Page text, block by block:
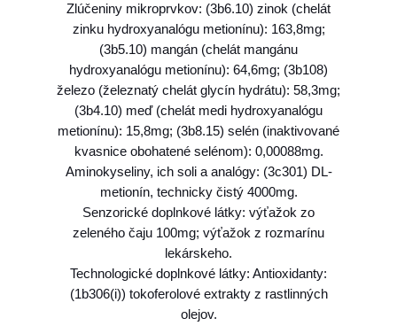
e
d
i
u
m
&
m
a
x
i
,
q
a
i
Zlúčeniny mikroprvkov: (3b6.10) zinok (chelát
zinku hydroxyanalógu metionínu): 163,8mg;
(3b5.10) mangán (chelát mangánu
hydroxyanalógu metionínu): 64,6mg; (3b108)
železo (železnatý chelát glycín hydrátu): 58,3mg;
(3b4.10) meď (chelát medi hydroxyanalógu
metionínu): 15,8mg; (3b8.15) selén (inaktivované
kvasnice obohatené selénom): 0,00088mg.
Aminokyseliny, ich soli a analógy: (3c301) DL-
metionín, technicky čistý 4000mg.
Senzorické doplnkové látky: výťažok zo
zeleného čaju 100mg; výťažok z rozmarínu
lekárskeho.
Technologické doplnkové látky: Antioxidanty:
(1b306(i)) tokoferolové extrakty z rastlinných
olejov.